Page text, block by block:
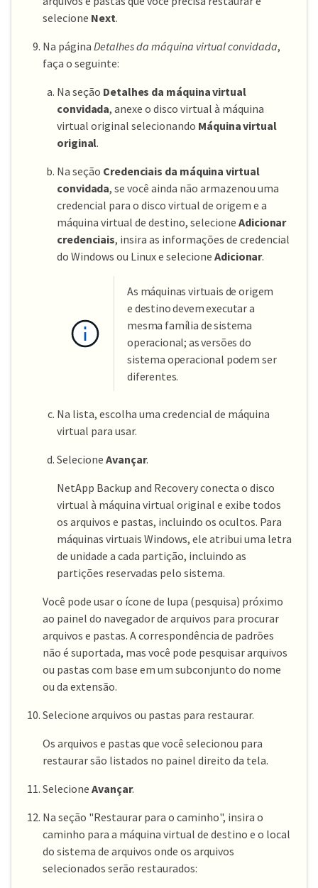
selecione Next.
Na página Detalhes da máquina virtual convidada,
faça o seguinte:
Na seção Detalhes da máquina virtual
convidada, anexe o disco virtual à máquina
virtual original selecionando Máquina virtual
original.
Na seção Credenciais da máquina virtual
convidada, se você ainda não armazenou uma
credencial para o disco virtual de origem e a
máquina virtual de destino, selecione Adicionar
credenciais, insira as informações de credencial
do Windows ou Linux e selecione Adicionar.
As máquinas virtuais de origem
e destino devem executar a
mesma família de sistema
operacional; as versões do
sistema operacional podem ser
diferentes.
Na lista, escolha uma credencial de máquina
virtual para usar.
Selecione Avançar.
NetApp Backup and Recovery conecta o disco
virtual à máquina virtual original e exibe todos
os arquivos e pastas, incluindo os ocultos. Para
máquinas virtuais Windows, ele atribui uma letra
de unidade a cada partição, incluindo as
partições reservadas pelo sistema.
Você pode usar o ícone de lupa (pesquisa) próximo
ao painel do navegador de arquivos para procurar
arquivos e pastas. A correspondência de padrões
não é suportada, mas você pode pesquisar arquivos
ou pastas com base em um subconjunto do nome
ou da extensão.
Selecione arquivos ou pastas para restaurar.
Os arquivos e pastas que você selecionou para
restaurar são listados no painel direito da tela.
Selecione Avançar.
Na seção "Restaurar para o caminho", insira o
caminho para a máquina virtual de destino e o local
do sistema de arquivos onde os arquivos
selecionados serão restaurados: